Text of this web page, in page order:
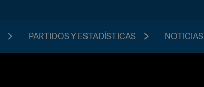
PARTIDOS Y ESTADÍSTICAS NOTICIAS